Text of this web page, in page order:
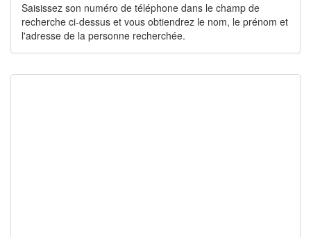
Saisissez son numéro de téléphone dans le champ de
recherche ci-dessus et vous obtiendrez le nom, le prénom et
l'adresse de la personne recherchée.